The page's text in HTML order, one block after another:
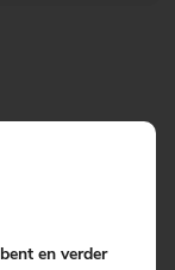
kom de ras el
door. Verdeel
en rooster ze in 30
er na 15
en verder